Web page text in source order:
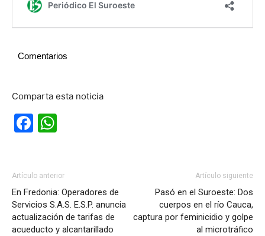
Comentarios
Comparta esta noticia
Facebook
Artículo anterior
En Fredonia: Operadores de
Servicios S.A.S. E.S.P. anuncia
actualización de tarifas de
acueducto y alcantarillado
Artículo siguiente
Pasó en el Suroeste: Dos
cuerpos en el río Cauca,
captura por feminicidio y golpe
al microtráfico